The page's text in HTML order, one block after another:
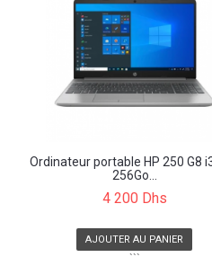
Ordinateur portable HP 250 G8
256Go...
4 200 Dhs
AJOUTER AU PANIER